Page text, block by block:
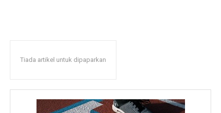
Tiada artikel untuk dipaparkan